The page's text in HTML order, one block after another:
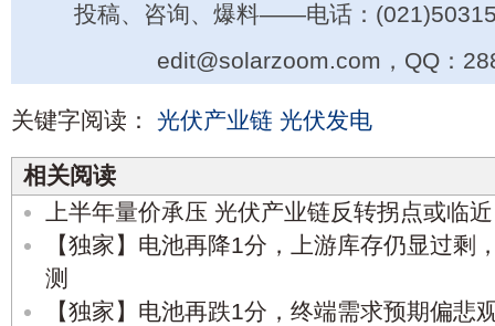
投稿、咨询、爆料——电话：
edit@solarzoom.com，QQ：
关键字阅读： 光伏产业链 光伏发电
相关阅读
上半年量价承压 光伏产业链反转拐点或临近
【独家】电池再降1分，上游库存仍显过剩
测
【独家】电池再跌1分，终端需求预期偏悲